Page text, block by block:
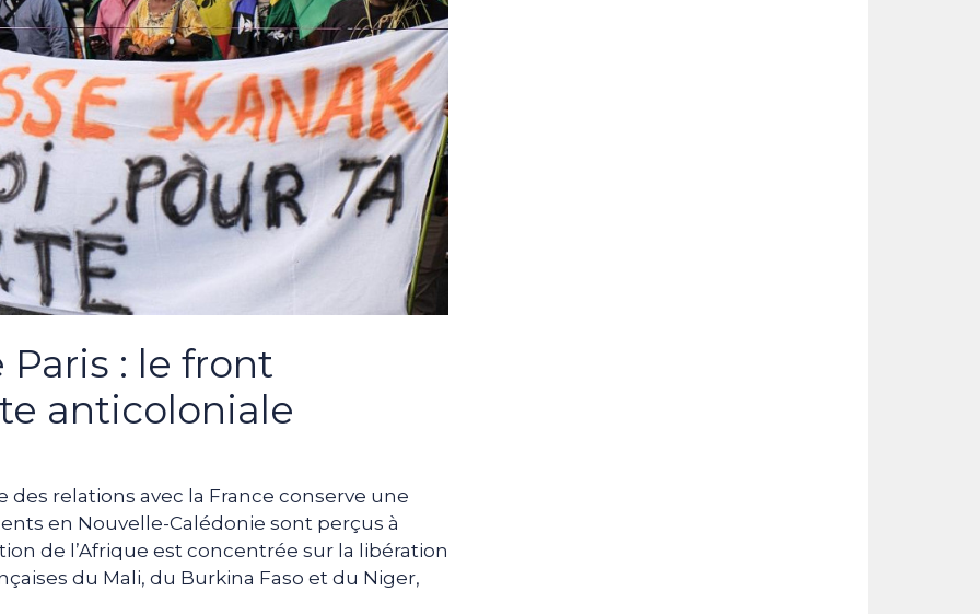
Paris : le front
anticoloniale
des relations avec la France conserve une
en Nouvelle-Calédonie sont perçus à
de l’Afrique est concentrée sur la libération
du Mali, du Burkina Faso et du Niger,